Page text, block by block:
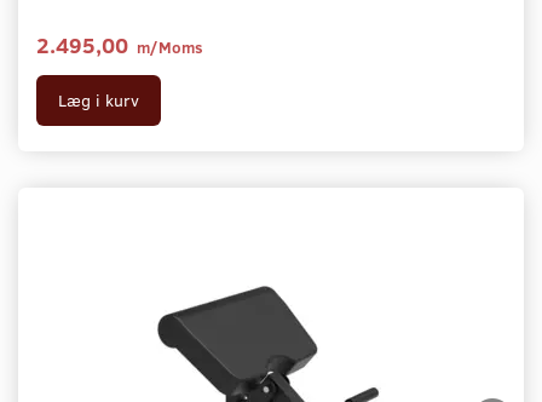
2.495,00 m/Moms
Læg i kurv